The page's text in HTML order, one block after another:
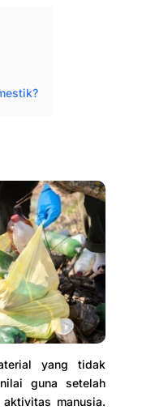
yang tidak
guna setelah
manusia.